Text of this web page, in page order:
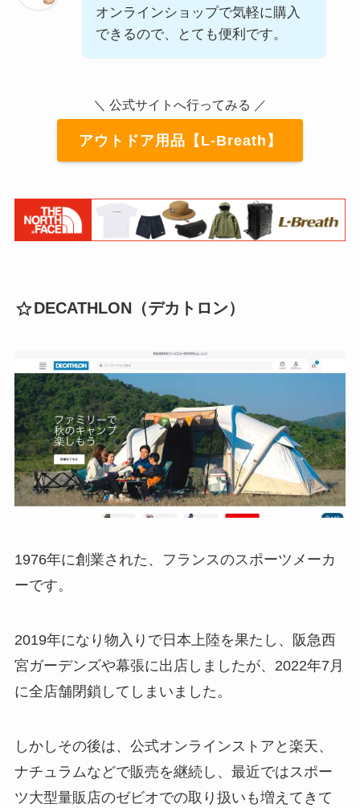
オンラインショップで気軽に購入
できるので、とても便利です。
＼ 公式サイトへ行ってみる ／
アウトドア用品【L-Breath】
DECATHLON（デカトロン）
1976年に創業された、フランスのスポーツメーカ
ーです。
2019年になり物入りで日本上陸を果たし、阪急西
宮ガーデンズや幕張に出店しましたが、2022年7月
に全店舗閉鎖してしまいました。
しかしその後は、公式オンラインストアと楽天、
ナチュラムなどで販売を継続し、最近ではスポー
ツ大型量販店のゼビオでの取り扱いも増えてきて